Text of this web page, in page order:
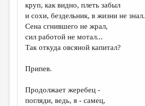
ЦИКЛЫ ПУБЛИКАЦИЙ
ТРЕДИАКОВСКИЙ
МЕДИА
круп, как видно, плеть забыл
и сохи, бездельник, в жизни не знал.
Сена сгнившего не жрал,
сил работой не мотал...
Так откуда овсяной капитал?
Припев.
Продолжает жеребец -
погляди, ведь, я - самец,